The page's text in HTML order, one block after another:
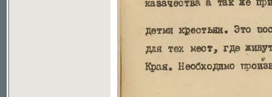
Soubor ke stažení ve formátu djvu